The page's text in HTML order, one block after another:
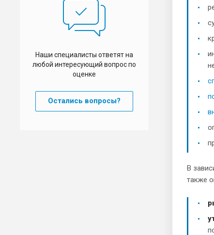
В
также
Наши специалисты ответят на
любой интересующий вопрос по
оценке
Остались вопросы?